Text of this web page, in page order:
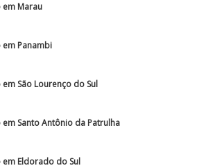
Marau
Panambi
São Lourenço do Sul
Santo Antônio da Patrulha
Eldorado do Sul